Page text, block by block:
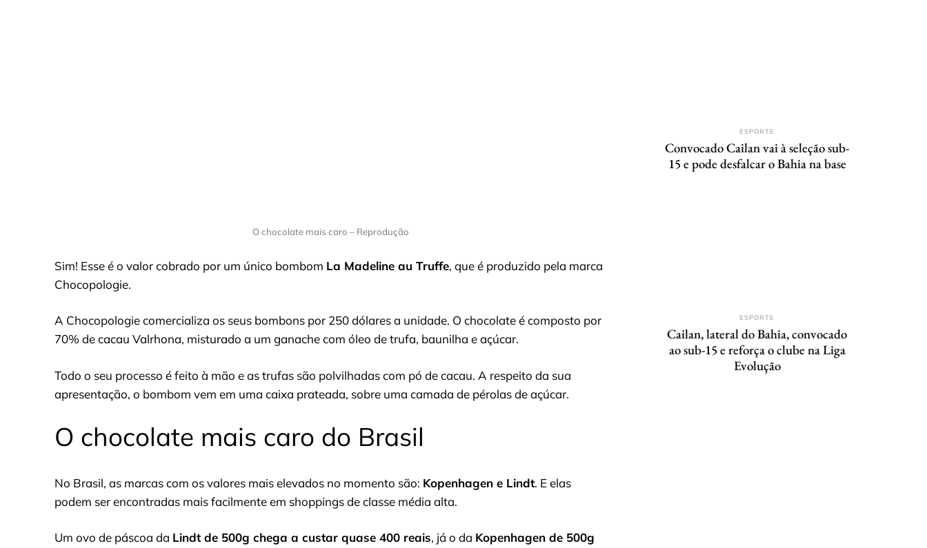
O chocolate mais caro – Reprodução
Sim! Esse é o valor cobrado por um único bombom La Madeline au Truffe, que é produzido pela marca
Chocopologie.
A Chocopologie comercializa os seus bombons por 250 dólares a unidade. O chocolate é composto por
70% de cacau Valrhona, misturado a um ganache com óleo de trufa, baunilha e açúcar.
Todo o seu processo é feito à mão e as trufas são polvilhadas com pó de cacau. A respeito da sua
apresentação, o bombom vem em uma caixa prateada, sobre uma camada de pérolas de açúcar.
O chocolate mais caro do Brasil
No Brasil, as marcas com os valores mais elevados no momento são: Kopenhagen e Lindt. E elas
podem ser encontradas mais facilmente em shoppings de classe média alta.
Um ovo de páscoa da Lindt de 500g chega a custar quase 400 reais, já o da Kopenhagen de 500g
ESPORTE
Convocado Cailan vai à seleção sub-
15 e pode desfalcar o Bahia na base
ESPORTE
Cailan, lateral do Bahia, convocado
ao sub-15 e reforça o clube na Liga
Evolução